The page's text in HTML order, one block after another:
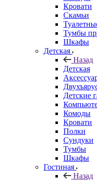
Кровати
Скамьи
Тумбы
Шкафы
Детская
Назад
Детская
Детские
Комоды
Кровати
Полки
Сундуки
Тумбы
Шкафы
Гостиная
Назад